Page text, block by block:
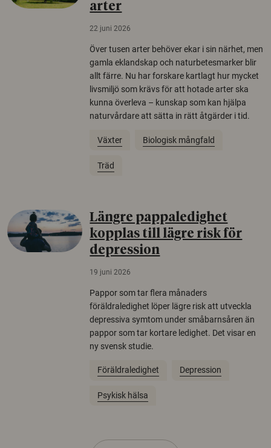
arter
22 juni 2026
Över tusen arter behöver ekar i sin närhet, men
gamla eklandskap och naturbetesmarker blir
allt färre. Nu har forskare kartlagt hur mycket
livsmiljö som krävs för att hotade arter ska
kunna överleva – kunskap som kan hjälpa
naturvårdare att sätta in rätt åtgärder i tid.
Växter Biologisk mångfald
Träd
Längre pappaledighet
kopplas till lägre risk för
depression
19 juni 2026
Pappor som tar flera månaders
föräldraledighet löper lägre risk att utveckla
depressiva symtom under småbarnsåren än
pappor som tar kortare ledighet. Det visar en
ny svensk studie.
Föräldraledighet Depression
Psykisk hälsa